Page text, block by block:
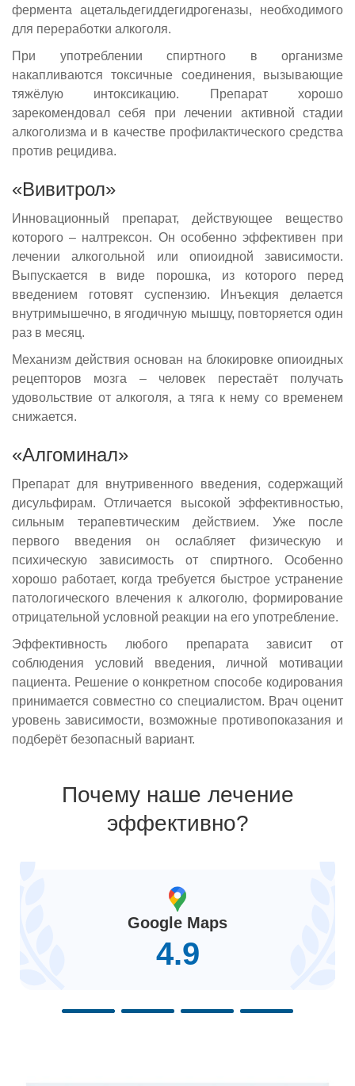
фермента ацетальдегиддегидрогеназы, необходимого
для переработки алкоголя.
При употреблении спиртного в организме
накапливаются токсичные соединения, вызывающие
тяжёлую интоксикацию. Препарат хорошо
зарекомендовал себя при лечении активной стадии
алкоголизма и в качестве профилактического средства
против рецидива.
«Вивитрол»
Инновационный препарат, действующее вещество
которого – налтрексон. Он особенно эффективен при
лечении алкогольной или опиоидной зависимости.
Выпускается в виде порошка, из которого перед
введением готовят суспензию. Инъекция делается
внутримышечно, в ягодичную мышцу, повторяется один
раз в месяц.
Механизм действия основан на блокировке опиоидных
рецепторов мозга – человек перестаёт получать
удовольствие от алкоголя, а тяга к нему со временем
снижается.
«Алгоминал»
Препарат для внутривенного введения, содержащий
дисульфирам. Отличается высокой эффективностью,
сильным терапевтическим действием. Уже после
первого введения он ослабляет физическую и
психическую зависимость от спиртного. Особенно
хорошо работает, когда требуется быстрое устранение
патологического влечения к алкоголю, формирование
отрицательной условной реакции на его употребление.
Эффективность любого препарата зависит от
соблюдения условий введения, личной мотивации
пациента. Решение о конкретном способе кодирования
принимается совместно со специалистом. Врач оценит
уровень зависимости, возможные противопоказания и
подберёт безопасный вариант.
Почему наше лечение
эффективно?
Google Maps
4.9